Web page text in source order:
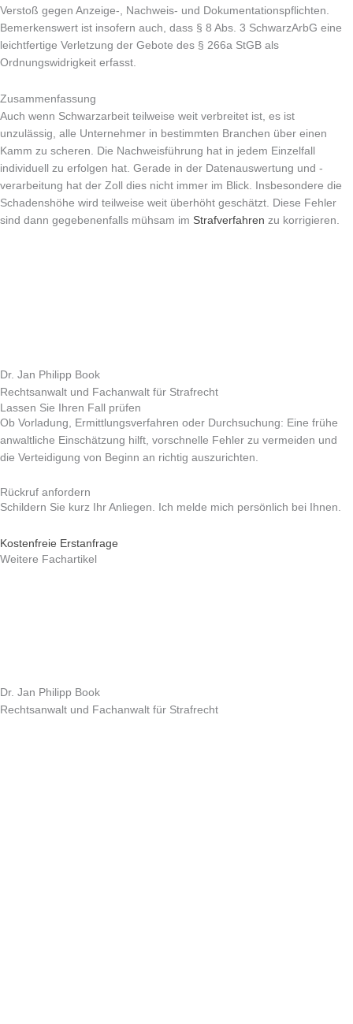
Verstoß gegen Anzeige-, Nachweis- und Dokumentationspflichten.
Bemerkenswert ist insofern auch, dass § 8 Abs. 3 SchwarzArbG eine
leichtfertige Verletzung der Gebote des § 266a StGB als
Ordnungswidrigkeit erfasst.
Zusammenfassung
Auch wenn Schwarzarbeit teilweise weit verbreitet ist, es ist
unzulässig, alle Unternehmer in bestimmten Branchen über einen
Kamm zu scheren. Die Nachweisführung hat in jedem Einzelfall
individuell zu erfolgen hat. Gerade in der Datenauswertung und -
verarbeitung hat der Zoll dies nicht immer im Blick. Insbesondere die
Schadenshöhe wird teilweise weit überhöht geschätzt. Diese Fehler
sind dann gegebenenfalls mühsam im Strafverfahren zu korrigieren.
Dr. Jan Philipp Book
Rechtsanwalt und Fachanwalt für Strafrecht
Lassen Sie Ihren Fall prüfen
Ob Vorladung, Ermittlungsverfahren oder Durchsuchung: Eine frühe
anwaltliche Einschätzung hilft, vorschnelle Fehler zu vermeiden und
die Verteidigung von Beginn an richtig auszurichten.
Rückruf anfordern
Schildern Sie kurz Ihr Anliegen. Ich melde mich persönlich bei Ihnen.
Kostenfreie Erstanfrage
Weitere Fachartikel
Dr. Jan Philipp Book
Rechtsanwalt und Fachanwalt für Strafrecht